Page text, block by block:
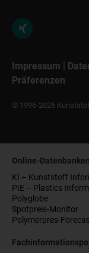
Impressum |
Präferenzen
© 1996-2026
Online-Datenbanken
KI – Kunststoff
PIE – Plastics
Polyglobe
Spotpreis-Monitor
Polymerpres-